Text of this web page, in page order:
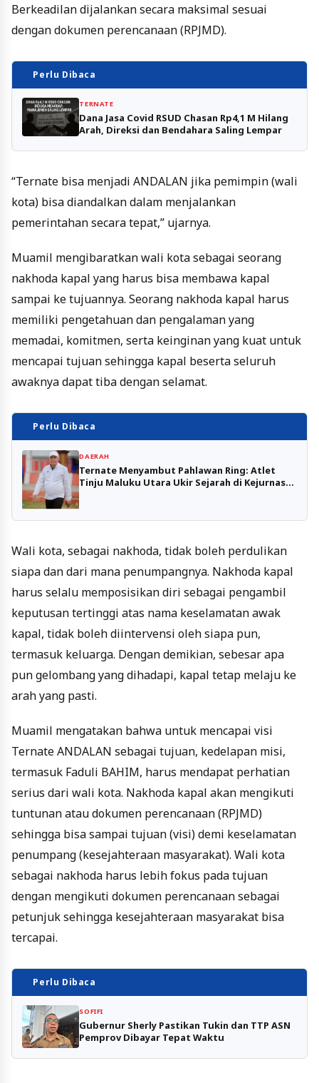
Berkeadilan dijalankan secara maksimal sesuai
dengan dokumen perencanaan (RPJMD).
Perlu Dibaca
TERNATE
Dana Jasa Covid RSUD Chasan Rp4,1 M Hilang
Arah, Direksi dan Bendahara Saling Lempar
“Ternate bisa menjadi ANDALAN jika pemimpin (wali
kota) bisa diandalkan dalam menjalankan
pemerintahan secara tepat,” ujarnya.
Muamil mengibaratkan wali kota sebagai seorang
nakhoda kapal yang harus bisa membawa kapal
sampai ke tujuannya. Seorang nakhoda kapal harus
memiliki pengetahuan dan pengalaman yang
memadai, komitmen, serta keinginan yang kuat untuk
mencapai tujuan sehingga kapal beserta seluruh
awaknya dapat tiba dengan selamat.
Perlu Dibaca
DAERAH
Ternate Menyambut Pahlawan Ring: Atlet
Tinju Maluku Utara Ukir Sejarah di Kejurnas
Wali kota, sebagai nakhoda, tidak boleh perdulikan
siapa dan dari mana penumpangnya. Nakhoda kapal
harus selalu memposisikan diri sebagai pengambil
keputusan tertinggi atas nama keselamatan awak
kapal, tidak boleh diintervensi oleh siapa pun,
termasuk keluarga. Dengan demikian, sebesar apa
pun gelombang yang dihadapi, kapal tetap melaju ke
arah yang pasti.
Muamil mengatakan bahwa untuk mencapai visi
Ternate ANDALAN sebagai tujuan, kedelapan misi,
termasuk Faduli BAHIM, harus mendapat perhatian
serius dari wali kota. Nakhoda kapal akan mengikuti
tuntunan atau dokumen perencanaan (RPJMD)
sehingga bisa sampai tujuan (visi) demi keselamatan
penumpang (kesejahteraan masyarakat). Wali kota
sebagai nakhoda harus lebih fokus pada tujuan
dengan mengikuti dokumen perencanaan sebagai
petunjuk sehingga kesejahteraan masyarakat bisa
tercapai.
Perlu Dibaca
SOFIFI
Gubernur Sherly Pastikan Tukin dan TTP ASN
Pemprov Dibayar Tepat Waktu